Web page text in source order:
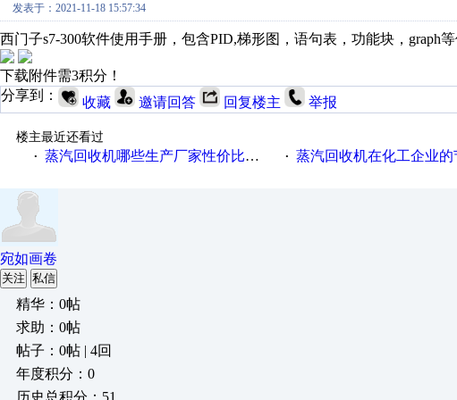
发表于：2021-11-18 15:57:34
西门子s7-300软件使用手册，包含PID,梯形图，语句表，功能块，graph等
下载附件需3积分！
分享到：
收藏 邀请回答 回复楼主 举报
楼主最近还看过
· 蒸汽回收机哪些生产厂家性价比高一些 · 蒸汽回收机在化工企业的
宛如画卷
关注 私信
精华：0帖
求助：0帖
帖子：0帖 | 4回
年度积分：0
历史总积分：51